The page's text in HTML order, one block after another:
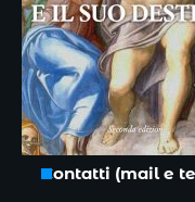
Contatti (mail e